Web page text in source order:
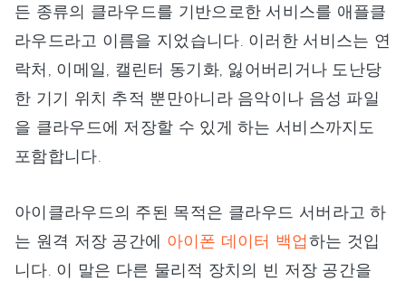
든 종류의 클라우드를 기반으로한 서비스를 애플클
라우드라고 이름을 지었습니다. 이러한 서비스는 연
락처, 이메일, 캘린터 동기화, 잃어버리거나 도난당
한 기기 위치 추적 뿐만아니라 음악이나 음성 파일
을 클라우드에 저장할 수 있게 하는 서비스까지도
포함합니다.
아이클라우드의 주된 목적은 클라우드 서버라고 하
는 원격 저장 공간에 아이폰 데이터 백업하는 것입
니다. 이 말은 다른 물리적 장치의 빈 저장 공간을